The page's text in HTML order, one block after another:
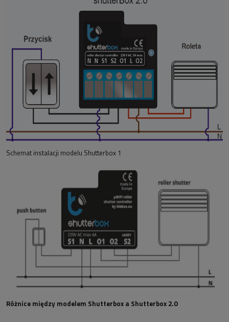
Schemat instalacji modelu Shutterbox 1
Różnice między modelem Shutterbox a Shutterbox 2.0